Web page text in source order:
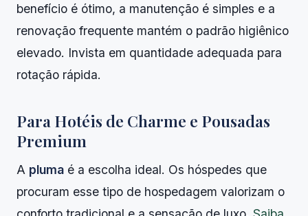
benefício é ótimo, a manutenção é simples e a
renovação frequente mantém o padrão higiênico
elevado. Invista em quantidade adequada para
rotação rápida.
Para Hotéis de Charme e Pousadas
Premium
A pluma é a escolha ideal. Os hóspedes que
procuram esse tipo de hospedagem valorizam o